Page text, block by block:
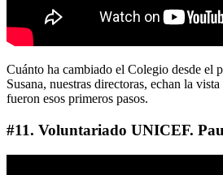
Cuánto ha cambiado el Colegio desde el
Susana, nuestras directoras, echan la
fueron esos primeros pasos.
#11. Voluntariado UNICEF.